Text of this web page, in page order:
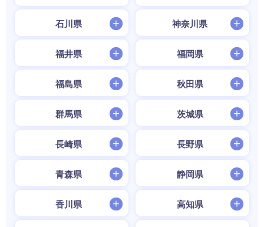
石川県 神奈川県
福井県 福岡県
福島県 秋田県
群馬県 茨城県
長崎県 長野県
青森県 静岡県
香川県 高知県